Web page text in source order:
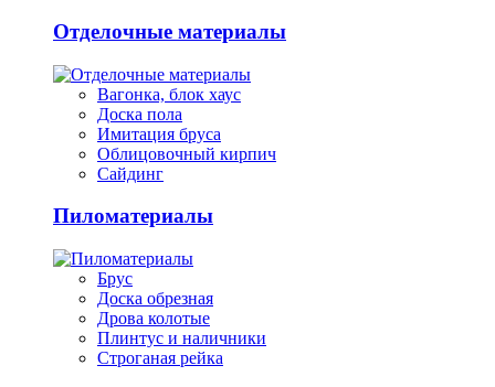
Отделочные материалы
Вагонка, блок хаус
Доска пола
Имитация бруса
Облицовочный кирпич
Сайдинг
Пиломатериалы
Брус
Доска обрезная
Дрова колотые
Плинтус и наличники
Строганая рейка